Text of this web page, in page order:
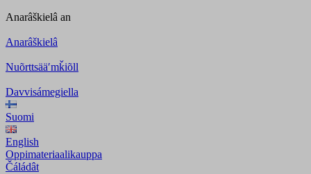
Anarâškielâ an
Anarâškielâ
Nuõrttsääʹmǩiõll
Davvisámegiella
Suomi
English
Oppimateriaalikauppa
Čáládât